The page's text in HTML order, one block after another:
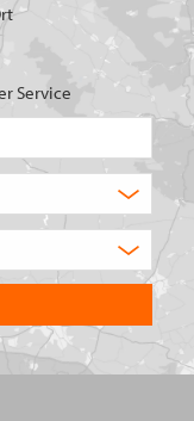
Service